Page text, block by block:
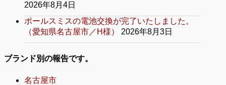
2026年8月4日
ポールスミスの電池交換が完了いたしました。
（愛知県名古屋市／H様）
2026年8月3日
ブランド別の報告です。
名古屋市